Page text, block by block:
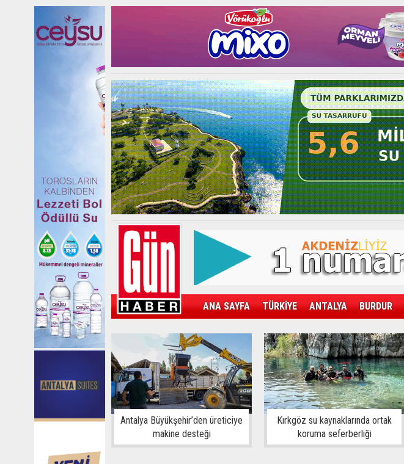
ANA SAYFA TÜRKİYE ANTALYA BURDUR
KAMPÜS SPOR GÜN'ÜN ÜRÜNÜ SAĞLIK EKONOMİ DÜNYA
Antalya Büyükşehir’den üreticiye
makine desteği
Kırkgöz su kaynaklarında ortak
koruma seferberliği